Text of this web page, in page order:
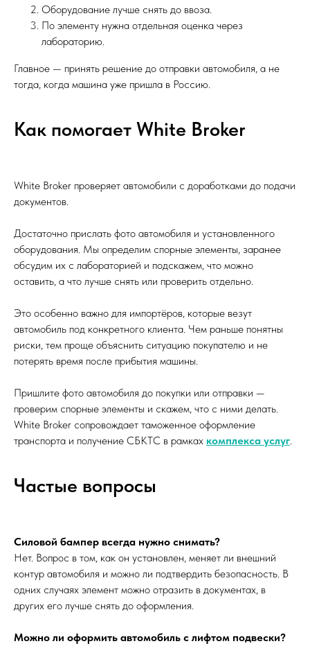
Оборудование лучше снять до ввоза.
По элементу нужна отдельная оценка через
лабораторию.
Главное — принять решение до отправки автомобиля, а не
тогда, когда машина уже пришла в Россию.
Как помогает White Broker
White Broker проверяет автомобили с доработками до подачи
документов.
Достаточно прислать фото автомобиля и установленного
оборудования. Мы определим спорные элементы, заранее
обсудим их с лабораторией и подскажем, что можно
оставить, а что лучше снять или проверить отдельно.
Это особенно важно для импортёров, которые везут
автомобиль под конкретного клиента. Чем раньше понятны
риски, тем проще объяснить ситуацию покупателю и не
потерять время после прибытия машины.
Пришлите фото автомобиля до покупки или отправки —
проверим спорные элементы и скажем, что с ними делать.
White Broker сопровождает таможенное оформление
транспорта и получение СБКТС в рамках комплекса услуг.
Частые вопросы
Силовой бампер всегда нужно снимать?
Нет. Вопрос в том, как он установлен, меняет ли внешний
контур автомобиля и можно ли подтвердить безопасность. В
одних случаях элемент можно отразить в документах, в
других его лучше снять до оформления.
Можно ли оформить автомобиль с лифтом подвески?